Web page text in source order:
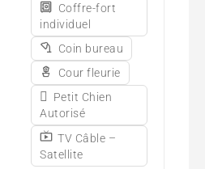
Coffre-fort
individuel
Coin bureau
Cour fleurie
Petit Chien
Autorisé
TV Câble –
Satellite